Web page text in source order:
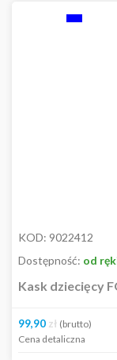
KOD: 9022412
Dostępność: od
Kask dziecięcy
99,90 zł (brutto)
Cena detaliczna